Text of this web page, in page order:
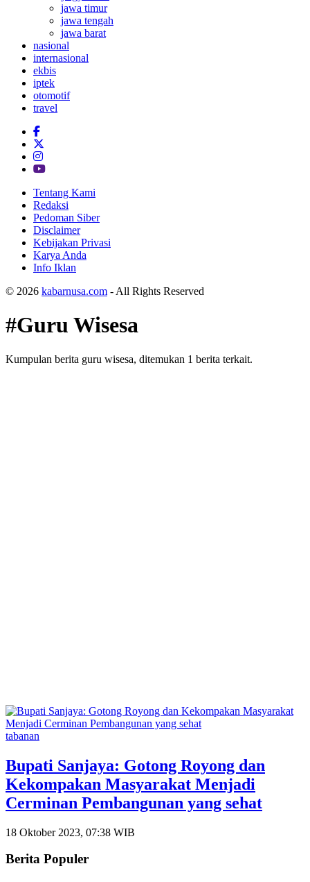
jawa timur
jawa tengah
jawa barat
nasional
internasional
ekbis
iptek
otomotif
travel
Tentang Kami
Redaksi
Pedoman Siber
Disclaimer
Kebijakan Privasi
Karya Anda
Info Iklan
© 2026 kabarnusa.com - All Rights Reserved
#Guru Wisesa
Kumpulan berita guru wisesa, ditemukan 1 berita terkait.
tabanan
Bupati Sanjaya: Gotong Royong dan
Kekompakan Masyarakat Menjadi
Cerminan Pembangunan yang sehat
18 Oktober 2023, 07:38 WIB
Berita Populer